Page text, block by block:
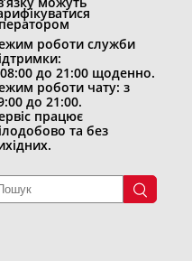
роботи служби
до 21:00 щоденно.
роботи чату: з
до 21:00.
працює
та без